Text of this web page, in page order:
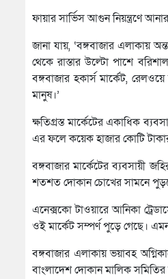
ফায়ার সার্ভিস আগুন নিয়ন্ত্রণে
জানা যায়, ‘বঙ্গবাজার এলাকায়
থেকে রাস্তার উল্টো পাশে
বঙ্গবাজার হকার্স মার্কেট,
মানুষ।’
ক্ষতিগ্রস্ত মার্কেটের একাধিক
এর ফলে কয়েক হাজার কোটি
বঙ্গবাজার মার্কেটের
শতশত দোকান চোখের সামনে পুড়ছে
এনেক্সকো টাওয়ারে আনিকা
ওই মার্কেট সম্পর্ণ পুড়ে গেছে।
বঙ্গবাজার এলাকায় ভয়াবহ
বাংলাদেশ দোকান মালিক সমিতির